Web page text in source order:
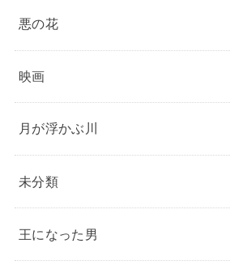
悪の花
映画
月が浮かぶ川
未分類
王になった男